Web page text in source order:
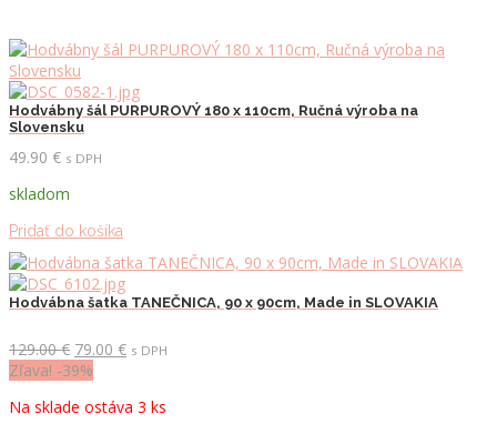
Hodvábny šál PURPUROVÝ 180 x 110cm, Ručná výroba na
Slovensku
49.90 € s DPH
skladom
Pridať do košíka
Hodvábna šatka TANEČNICA, 90 x 90cm, Made in SLOVAKIA
129.00€ Pôvodná
cena
129.00 €.
79.00 €Aktuálna
79.00 €.
s DPH
Zľava! -39%
Na sklade ostáva 3 ks